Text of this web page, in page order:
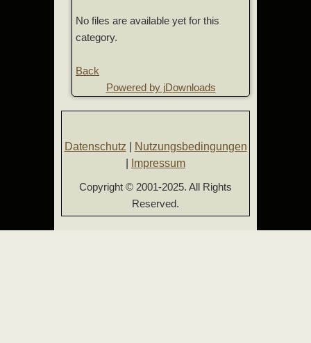
No files are available yet for this
category.
Back
Powered by jDownloads
Datenschutz
Nutzungsbedingungen
Impressum
Copyright © 2001-2025. All Rights
Reserved.